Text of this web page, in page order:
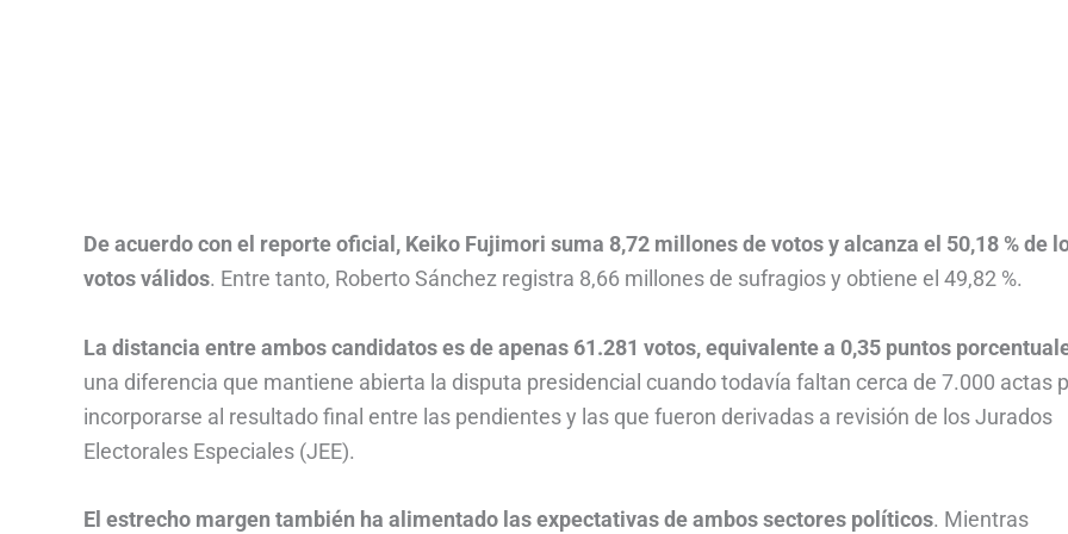
De acuerdo con el reporte oficial, Keiko Fujimori suma 8,72 millones de votos y alcanza el 50,18 % de
votos válidos. Entre tanto, Roberto Sánchez registra 8,66 millones de sufragios y obtiene el 49,82 %.
La distancia entre ambos candidatos es de apenas 61.281 votos, equivalente a 0,35 puntos
una diferencia que mantiene abierta la disputa presidencial cuando todavía faltan cerca de 7.000 actas
incorporarse al resultado final entre las pendientes y las que fueron derivadas a revisión de los Jurados
Electorales Especiales (JEE).
El estrecho margen también ha alimentado las expectativas de ambos sectores políticos. Mientras